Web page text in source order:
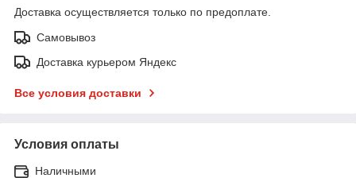
Доставка осуществляется только по предоплате.
Самовывоз
Доставка курьером Яндекс
Все условия доставки
Условия оплаты
Наличными